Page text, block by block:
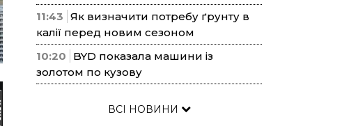
11:43 Як визначити потребу ґрунту в
калії перед новим сезоном
10:20
BYD показала машини із
золотом по кузову
ВСІ НОВИНИ